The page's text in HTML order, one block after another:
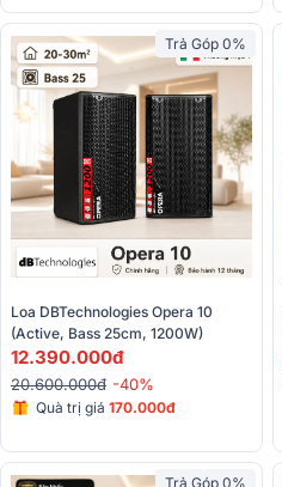
Trả Góp 0%
Loa DBTechnologies Opera 10
(Active, Bass 25cm, 1200W)
12.390.000đ
20.600.000đ -40%
Quà trị giá 170.000đ
Trả Góp 0%